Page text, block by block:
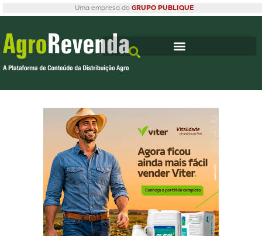
Uma empresa do GRUPO PUBLIQUE